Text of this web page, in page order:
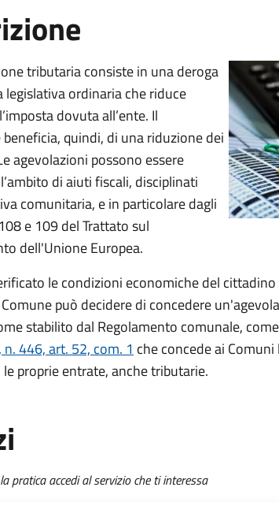
tributaria consiste in una deroga
legislativa ordinaria che riduce
dovuta all’ente. Il
quindi, di una riduzione dei
agevolazioni possono essere
di aiuti fiscali, disciplinati
comunitaria, e in particolare dagli
e 109 del Trattato sul
dell'Unione Europea.
le condizioni economiche del
può decidere di concedere
stabilito dal Regolamento comunale,
446, art. 52, com. 1 che concede ai
proprie entrate, anche tributarie.
pratica accedi al servizio che ti interessa